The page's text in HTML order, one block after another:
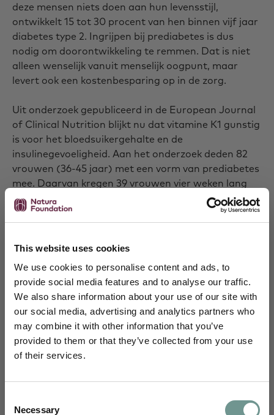
This website uses cookies
We use cookies to personalise content and ads, to
provide social media features and to analyse our traffic.
We also share information about your use of our site with
our social media, advertising and analytics partners who
may combine it with other information that you’ve
provided to them or that they’ve collected from your use
of their services.
Selection
Necessary
deze mensen niets doen aan hun levensstijl,
ontwikkelt 15 tot 30 procent van hen binnen vijf jaar
diabetes type 2. Ingrijpen bij prediabetes is dus
nodig om doorontwikkeling te remmen. Dat is niet
alleen wenselijk vanuit menselijk oogpunt, maar
levert ook een kostenbesparing op in de zorg.
Uit onderzoek gepubliceerd in de European Journal
of Clinical Nutrition blijkt nu dat vitamine K1 gunstig
is voor het bloedsuikergehalte en de
insulinegevoeligheid. Aan het onderzoek deden 82
vrouwen (36-45 jaar) met een vorm van prediabetes
mee. Daarvan kregen 39 vrouwen vier weken lang
1000 mcg vitamine K1 en 43 vrouwen een placebo.
onderzoek gemeten. Van verhoogde gehaltes
de insulinegevoeligheid en glykemische status
verbeteren.
Na het onderzoek bleek dat gecarboxyleerd
osteocalcine met 40,3 procent was toegenomen in
de vitamine K1-groep, terwijl de placebogroep
slechts een toename van 3,6 procent liet zien. Ook
55,7 procent tegenover een verwaarloosbare 0,4
Schrijf je in en blijf je verdiepen
Je ontvangt maandelijks wetenschappelijke
nascholingen, en kennisartikelen vertaald